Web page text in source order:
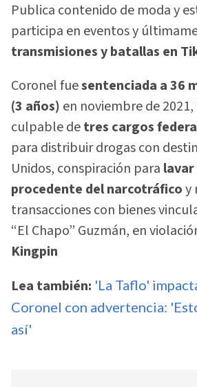
Publica contenido de moda y
participa en eventos y
transmisiones y batallas en
Coronel fuesentenciada a 36
(3 años) en noviembre de
culpable detres cargos
para distribuir drogas con
Unidos, conspiración para
procedente del narcotráficoy
transacciones con bienes
“El Chapo” Guzmán, en
Kingpin
Lea también: 'La Taflo'
Coronel con advertencia:
así'